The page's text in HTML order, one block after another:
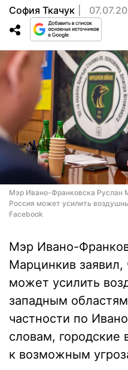
София Ткачук
Мэр Ивано-Франковска Руслан
Россия может усилить
Facebook
Мэр Ивано-
Марцинкив заявил,
может усилить
западным
частности по
словам, городские
к возможным